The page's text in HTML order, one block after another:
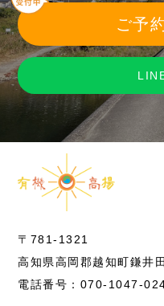
ご予
〒781-1321
高知県高岡郡越知町鎌井
電話番号：070-1047-